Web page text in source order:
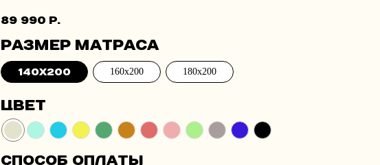
89 990 р.
Размер матраса
140x200 160x200 180x200
Цвет